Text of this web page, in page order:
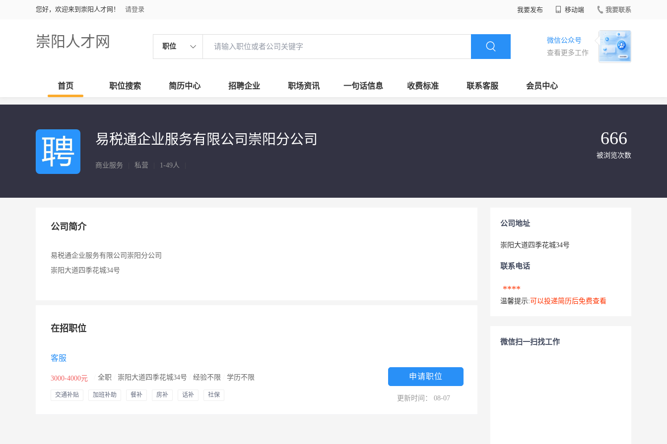
您好，欢迎来到崇阳人才网！ 请登录 我要发布 移动端 我要联系
崇阳人才网 职位
微信公众号
查看更多工作
首页 职位搜索 简历中心 招聘企业 职场资讯 一句话信息 收费标准 联系客服 会员中心
易税通企业服务有限公司崇阳分公司
商业服务 私营 1-49人
666
被浏览次数
公司简介
易税通企业服务有限公司崇阳分公司
崇阳大道四季花城34号
在招职位
客服
3000-4000元 全职 崇阳大道四季花城34号 经验不限 学历不限
交通补贴 加班补助 餐补 房补 话补 社保
申请职位
更新时间： 08-07
公司地址
崇阳大道四季花城34号
联系电话
****
温馨提示: 可以投递简历后免费查看
微信扫一扫找工作